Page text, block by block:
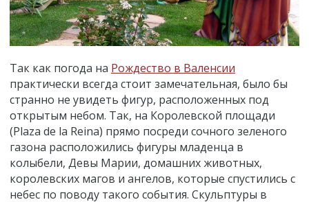
Так как погода на Рождество в Валенсии
практически всегда стоит замечательная, было бы
странно не увидеть фигур, расположенных под
открытым небом. Так, на Королевской площади
(Plaza de la Reina) прямо посреди сочного зеленого
газона расположились фигуры младенца в
колыбели, Девы Марии, домашних животных,
королевских магов и ангелов, которые спустились с
небес по поводу такого события. Скульптуры в